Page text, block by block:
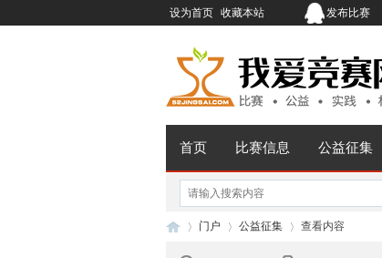
设为首页 收藏本站 发布比赛
首页 比赛信息 公益征集
门户 公益征集 查看内容